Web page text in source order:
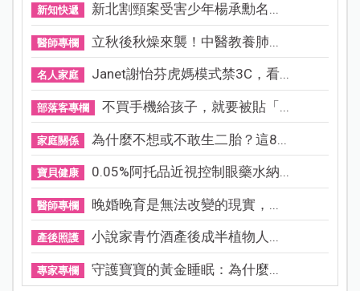
新知快遞 新北割頸案受害少年楊承勳名...
醫師專欄 立秋後秋燥來襲！中醫教養肺...
名人家庭 Janet謝怡芬虎媽模式禁3C，看...
部落客專欄 不買手機給孩子，就要被貼「...
家庭關係 為什麼不想或不敢生二胎？這8...
寶貝健康 0.05%阿托品近視控制眼藥水納...
醫師專欄 晚婚晚育是無法改變的現實，...
產後照護 小說家青竹酒產後成半植物人...
專家專欄 守護寶寶的黃金睡眠：為什麼...